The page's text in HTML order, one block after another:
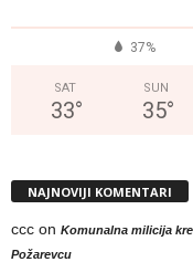
37%
SAT
33°
SUN
35°
NAJNOVIJI KOMENTARI
ccc on Komunalna milicija
Požarevcu